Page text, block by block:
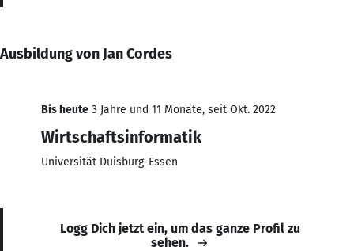
Ausbildung von Jan Cordes
Bis heute 3 Jahre und 11 Monate, seit Okt. 2022
Wirtschaftsinformatik
Universität Duisburg-Essen
Logg Dich jetzt ein, um das ganze Profil zu
sehen.